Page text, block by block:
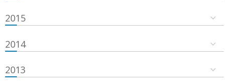
2015
2014
2013